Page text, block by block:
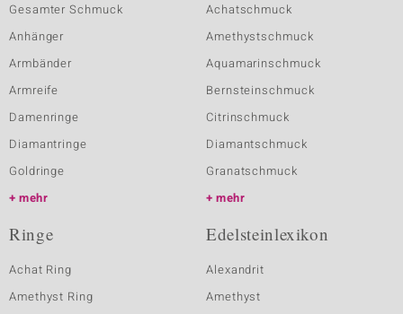
Gesamter Schmuck
Anhänger
Armbänder
Armreife
Damenringe
Diamantringe
Goldringe
mehr
Achatschmuck
Amethystschmuck
Aquamarinschmuck
Bernsteinschmuck
Citrinschmuck
Diamantschmuck
Granatschmuck
mehr
Ringe
Achat Ring
Amethyst Ring
Edelsteinlexikon
Alexandrit
Amethyst